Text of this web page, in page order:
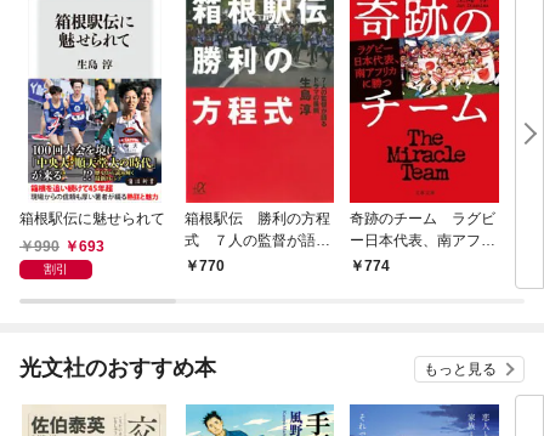
箱根駅伝に魅せられて
990
693
割引
箱根駅伝 勝利の方程
式 ７人の監督が語る
ドラマの裏側
770
奇跡のチーム ラグビ
ー日本代表、南アフリ
カに勝つ
774
光文社のおすすめ本 もっと見る